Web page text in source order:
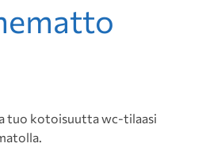
tuo kotoisuutta wc-tilaasi